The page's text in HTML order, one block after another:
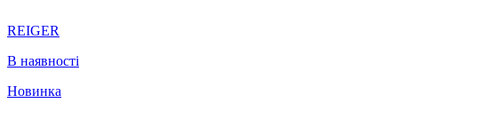
REIGER
В наявності
Новинка